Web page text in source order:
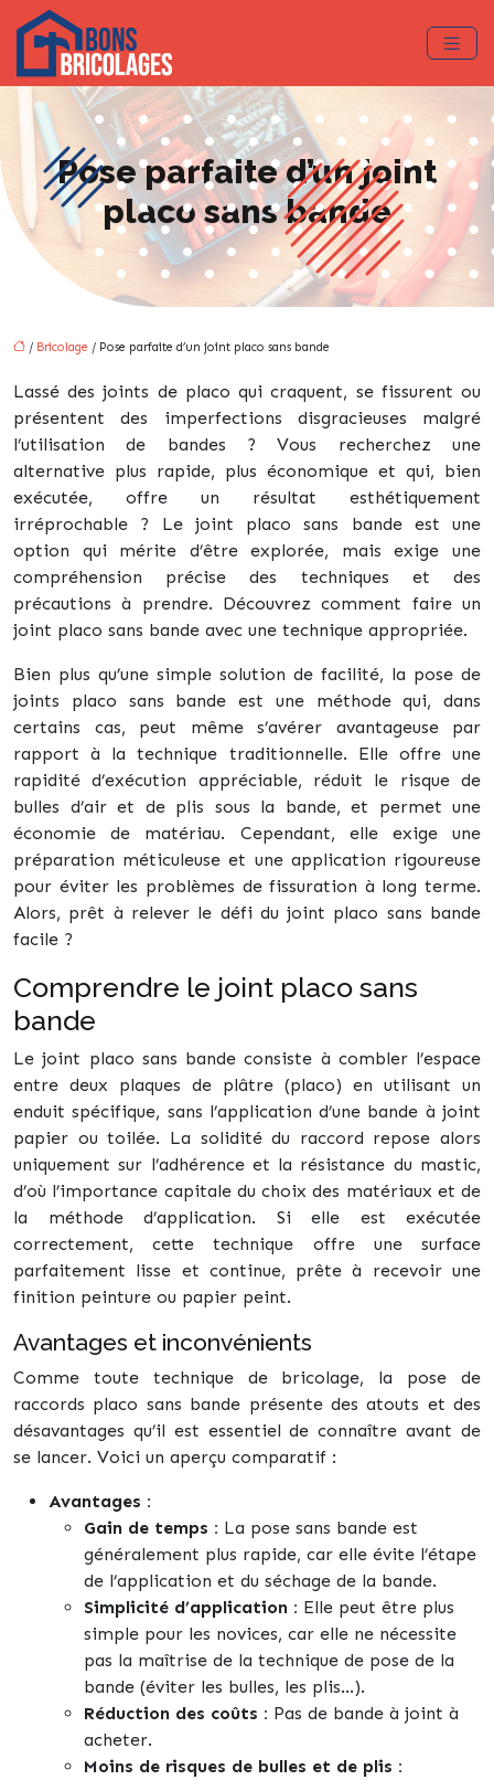
Pose parfaite d’un joint
placo sans bande
/ Bricolage / Pose parfaite d’un joint placo sans bande
Lassé des joints de placo qui craquent, se fissurent ou
présentent des imperfections disgracieuses malgré
l’utilisation de bandes ? Vous recherchez une
alternative plus rapide, plus économique et qui, bien
exécutée, offre un résultat esthétiquement
irréprochable ? Le joint placo sans bande est une
option qui mérite d’être explorée, mais exige une
compréhension précise des techniques et des
précautions à prendre. Découvrez comment faire un
joint placo sans bande avec une technique appropriée.
Bien plus qu’une simple solution de facilité, la pose de
joints placo sans bande est une méthode qui, dans
certains cas, peut même s’avérer avantageuse par
rapport à la technique traditionnelle. Elle offre une
rapidité d’exécution appréciable, réduit le risque de
bulles d’air et de plis sous la bande, et permet une
économie de matériau. Cependant, elle exige une
préparation méticuleuse et une application rigoureuse
pour éviter les problèmes de fissuration à long terme.
Alors, prêt à relever le défi du joint placo sans bande
facile ?
Comprendre le joint placo sans
bande
Le joint placo sans bande consiste à combler l’espace
entre deux plaques de plâtre (placo) en utilisant un
enduit spécifique, sans l’application d’une bande à joint
papier ou toilée. La solidité du raccord repose alors
uniquement sur l’adhérence et la résistance du mastic,
d’où l’importance capitale du choix des matériaux et de
la méthode d’application. Si elle est exécutée
correctement, cette technique offre une surface
parfaitement lisse et continue, prête à recevoir une
finition peinture ou papier peint.
Avantages et inconvénients
Comme toute technique de bricolage, la pose de
raccords placo sans bande présente des atouts et des
désavantages qu’il est essentiel de connaître avant de
se lancer. Voici un aperçu comparatif :
Avantages :
Gain de temps : La pose sans bande est
généralement plus rapide, car elle évite l’étape
de l’application et du séchage de la bande.
Simplicité d’application : Elle peut être plus
simple pour les novices, car elle ne nécessite
pas la maîtrise de la technique de pose de la
bande (éviter les bulles, les plis…).
Réduction des coûts : Pas de bande à joint à
acheter.
Moins de risques de bulles et de plis :